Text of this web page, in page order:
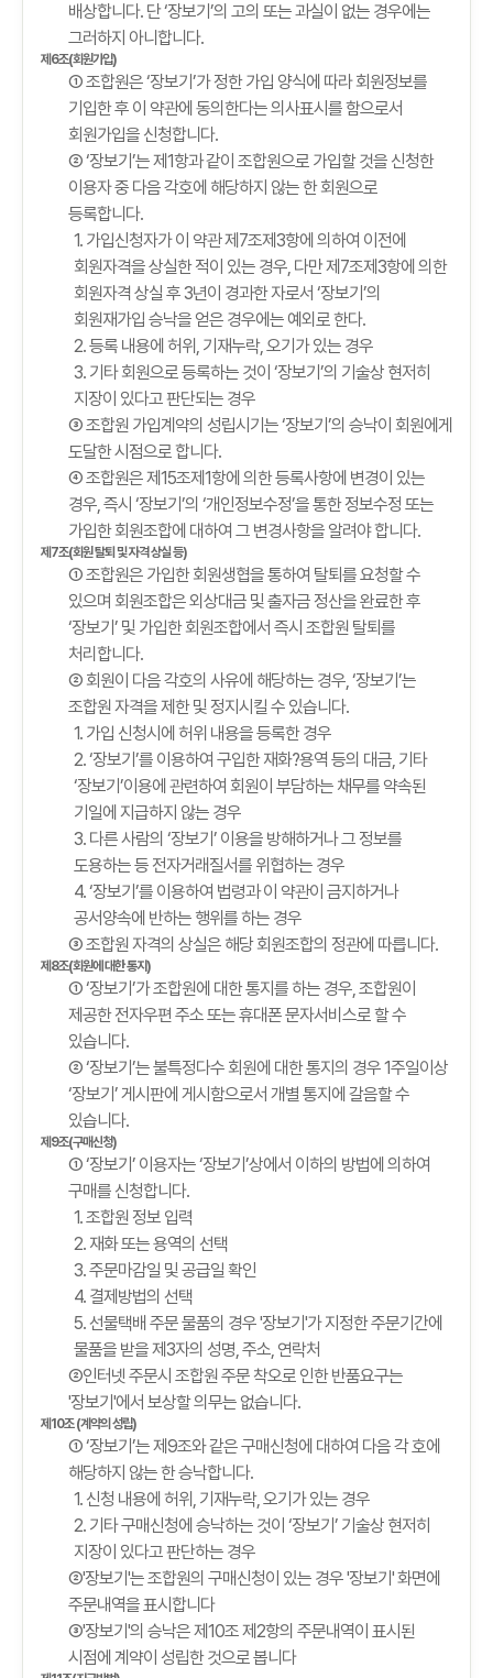
배상합니다. 단 ‘장보기’의 고의 또는 과실이 없는 경우에는
그러하지 아니합니다.
제6조(회원가입)
① 조합원은 ‘장보기’가 정한 가입 양식에 따라 회원정보를
기입한 후 이 약관에 동의한다는 의사표시를 함으로서
회원가입을 신청합니다.
② ‘장보기’는 제1항과 같이 조합원으로 가입할 것을 신청한
이용자 중 다음 각호에 해당하지 않는 한 회원으로
등록합니다.
1. 가입신청자가 이 약관 제7조제3항에 의하여 이전에
회원자격을 상실한 적이 있는 경우, 다만 제7조제3항에 의한
회원자격 상실 후 3년이 경과한 자로서 ‘장보기’의
회원재가입 승낙을 얻은 경우에는 예외로 한다.
2. 등록 내용에 허위, 기재누락, 오기가 있는 경우
3. 기타 회원으로 등록하는 것이 ‘장보기’의 기술상 현저히
지장이 있다고 판단되는 경우
③ 조합원 가입계약의 성립시기는 ‘장보기’의 승낙이 회원에게
도달한 시점으로 합니다.
④ 조합원은 제15조제1항에 의한 등록사항에 변경이 있는
경우, 즉시 ‘장보기’의 ‘개인정보수정’을 통한 정보수정 또는
가입한 회원조합에 대하여 그 변경사항을 알려야 합니다.
제7조(회원 탈퇴 및 자격 상실 등)
① 조합원은 가입한 회원생협을 통하여 탈퇴를 요청할 수
있으며 회원조합은 외상대금 및 출자금 정산을 완료한 후
‘장보기’ 및 가입한 회원조합에서 즉시 조합원 탈퇴를
처리합니다.
② 회원이 다음 각호의 사유에 해당하는 경우, ‘장보기’는
조합원 자격을 제한 및 정지시킬 수 있습니다.
1. 가입 신청시에 허위 내용을 등록한 경우
2. ‘장보기’를 이용하여 구입한 재화?용역 등의 대금, 기타
‘장보기’이용에 관련하여 회원이 부담하는 채무를 약속된
기일에 지급하지 않는 경우
3. 다른 사람의 ‘장보기’ 이용을 방해하거나 그 정보를
도용하는 등 전자거래질서를 위협하는 경우
4. ‘장보기’를 이용하여 법령과 이 약관이 금지하거나
공서양속에 반하는 행위를 하는 경우
③ 조합원 자격의 상실은 해당 회원조합의 정관에 따릅니다.
제8조(회원에 대한 통지)
① ‘장보기’가 조합원에 대한 통지를 하는 경우, 조합원이
제공한 전자우편 주소 또는 휴대폰 문자서비스로 할 수
있습니다.
② ‘장보기’는 불특정다수 회원에 대한 통지의 경우 1주일이상
‘장보기’ 게시판에 게시함으로서 개별 통지에 갈음할 수
있습니다.
제9조(구매신청)
① ‘장보기’ 이용자는 ‘장보기’상에서 이하의 방법에 의하여
구매를 신청합니다.
1. 조합원 정보 입력
2. 재화 또는 용역의 선택
3. 주문마감일 및 공급일 확인
4. 결제방법의 선택
5. 선물택배 주문 물품의 경우 '장보기'가 지정한 주문기간에
물품을 받을 제3자의 성명, 주소, 연락처
②인터넷 주문시 조합원 주문 착오로 인한 반품요구는
'장보기'에서 보상할 의무는 없습니다.
제10조 (계약의 성립)
① ‘장보기’는 제9조와 같은 구매신청에 대하여 다음 각 호에
해당하지 않는 한 승낙합니다.
1. 신청 내용에 허위, 기재누락, 오기가 있는 경우
2. 기타 구매신청에 승낙하는 것이 ‘장보기’ 기술상 현저히
지장이 있다고 판단하는 경우
②'장보기'는 조합원의 구매신청이 있는 경우 '장보기' 화면에
주문내역을 표시합니다
③'장보기'의 승낙은 제10조 제2항의 주문내역이 표시된
시점에 계약이 성립한 것으로 봅니다